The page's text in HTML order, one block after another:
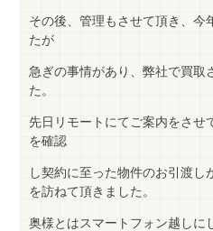
その後、管理もさせて頂き、今
たが
急ぎの事情があり、弊社で買取
た。
先日リモートにてご案内をさせ
を確認
し契約に至った物件のお引渡し
を訪ねて頂きました。
奥様とはスマートフォン越しに